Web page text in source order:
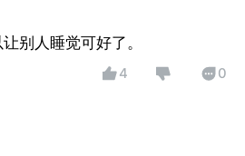
别人睡觉可好了。
4 0